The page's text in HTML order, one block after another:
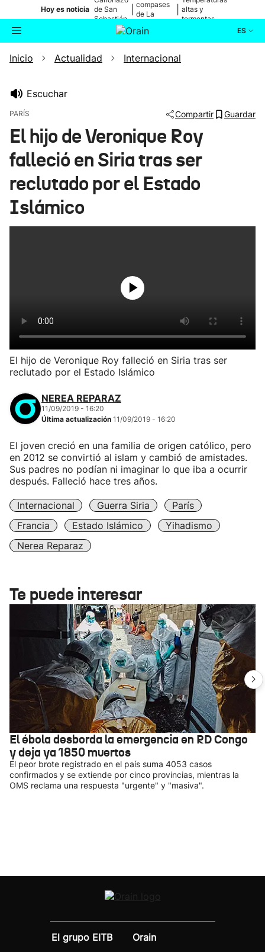
Hoy es noticia de San
Sebastián
compases
de La
altas y
tormentas
ES
Buscador Actualidad
Ikusmiran
Eguraldia
Inicio Actualidad Internacional
Escuchar
PARÍS Compartir Guardar
El hijo de Veronique Roy
falleció en Siria tras ser
reclutado por el Estado
Islámico
El hijo de Veronique Roy falleció en Siria tras ser
reclutado por el Estado Islámico
NEREA REPARAZ
11/09/2019 - 16:20
Última actualización 11/09/2019 - 16:20
El joven creció en una familia de origen católico, pero
en 2012 se convirtió al islam y cambió de amistades.
Sus padres no podían ni imaginar lo que iba a ocurrir
después. Falleció hace tres años.
Internacional Guerra Siria
París
Francia
Estado Islámico
Yihadismo
Nerea Reparaz
Te puede interesar
El ébola desborda la emergencia en RD Congo
y deja ya 1850 muertos
El peor brote registrado en el país suma 4053 casos
confirmados y se extiende por cinco provincias, mientras la
OMS reclama una respuesta "urgente" y "masiva".
El grupo EITB
Orain